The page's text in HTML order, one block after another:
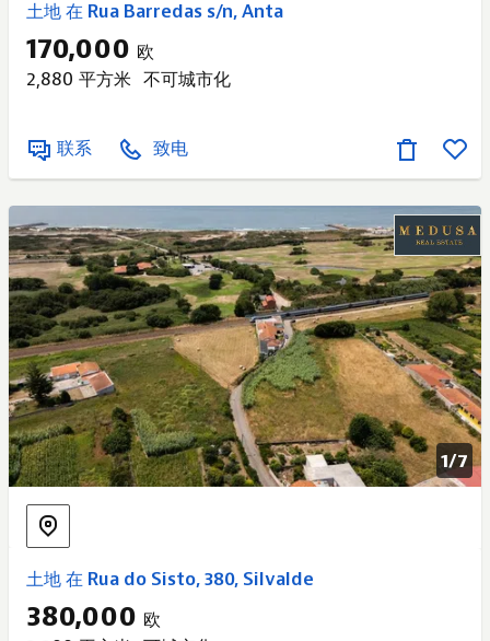
土地 在 Rua Barredas s/n, Anta
170,000 欧
2,880 平方米 不可城市化
联系 致电
1/7
土地 在 Rua do Sisto, 380, Silvalde
380,000 欧